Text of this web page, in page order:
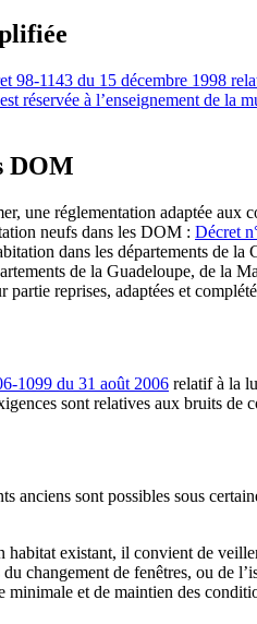
98-1143 du 15 décembre 1998
réservée à l’enseignement de la
DOM
une réglementation adaptée
neufs dans les DOM : Décret
dans les départements de
de la Guadeloupe, de
reprises, adaptées et
1099 du 31 août 2006 relatif à la
sont relatives aux bruits de
anciens sont possibles sous
existant, il convient de
changement de fenêtres, ou
et de maintien des